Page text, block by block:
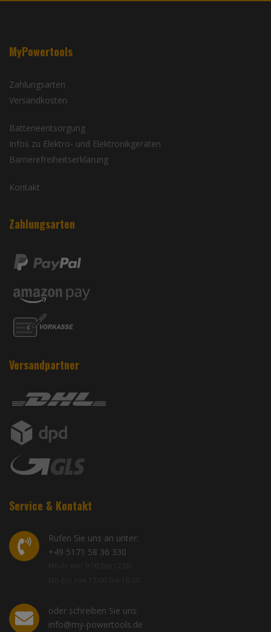
MyPowertools
Zahlungsarten
Versandkosten
Batterieentsorgung
Infos zu Elektro- und Elektronikgeräten
Barrierefreiheitserklärung
Kontakt
Zahlungsarten
Versandpartner
Service & Kontakt
Rufen Sie uns an unter:
+49 5171 58 36 330
oder schreiben Sie uns:
info@my-powertools.de